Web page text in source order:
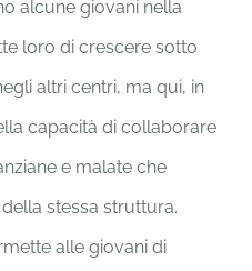
alcune giovani nella
loro di crescere sotto
altri centri, ma qui, in
capacità di collaborare
e malate che
stessa struttura.
alle giovani di